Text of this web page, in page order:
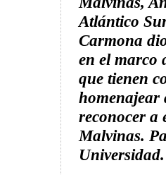
Atlántico
Carmona
en el marco
que tienen
homenajear
reconocer a
Malvinas.
Universidad.